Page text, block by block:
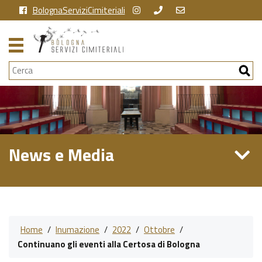
BolognaServiziCimiteriali
Cerca
News e Media
Home / Inumazione / 2022 / Ottobre /
Continuano gli eventi alla Certosa di Bologna